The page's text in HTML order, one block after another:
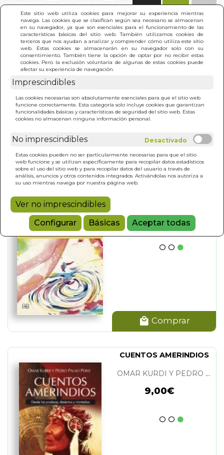
Este sitio web utiliza cookies para mejorar su experiencia mientras
navega. Las cookies que se clasifican según sea necesario se almacenan
en su navegador, ya que son esenciales para el funcionamiento de las
características básicas del sitio web. También utilizamos cookies de
terceros que nos ayudan a analizar y comprender cómo utiliza este sitio
web. Estas cookies se almacenarán en su navegador solo con su
consentimiento. También tiene la opción de optar por no recibir estas
cookies. Pero la exclusión voluntaria de algunas de estas cookies puede
afectar su experiencia de navegación.
Imprescindibles
Las cookies necesarias son absolutamente esenciales para que el sitio web
funcione correctamente. Esta categoría solo incluye cookies que garantizan
funcionalidades básicas y características de seguridad del sitio web. Estas
cookies no almacenan ninguna información personal.
No imprescindibles
Estas cookies pueden no ser particularmente necesarias para que el sitio
web funcione y se utilizan específicamente para recopilar datos estadísticos
sobre el uso del sitio web y para recopilar datos del usuario a través de
análisis, anuncios y otros contenidos integrados. Activándolas nos autoriza a
su uso mientras navega por nuestra página web.
Ver no imprescindibles
Configurar
Básicas Aceptar todas
(1)
INICIO > RESULTADO BÚSQUEDA
Estos son los resultados de tu búsqueda: omar
kurdi y pedro palao pons
CUENTOS SUFIS (N/E)
9,00€
Comprar
CUENTOS AMERINDIOS
OMAR KURDI Y PEDRO PALAO PONS
9,00€